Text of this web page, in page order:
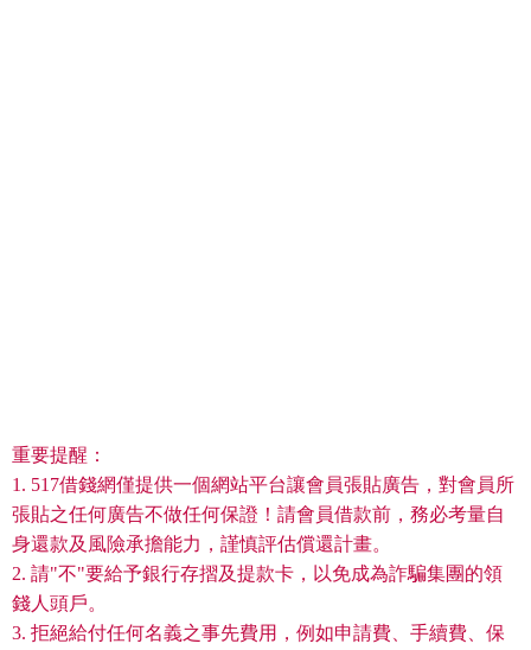
重要提醒：
1. 517借錢網僅提供一個網站平台讓會員張貼廣告，對會員所
張貼之任何廣告不做任何保證！請會員借款前，務必考量自
身還款及風險承擔能力，謹慎評估償還計畫。
2. 請"不"要給予銀行存摺及提款卡，以免成為詐騙集團的領
錢人頭戶。
3. 拒絕給付任何名義之事先費用，例如申請費、手續費、保